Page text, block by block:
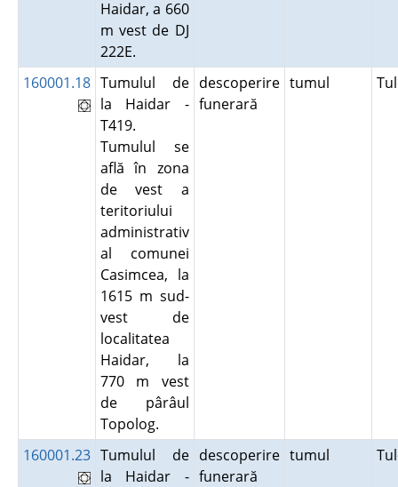
Haidar, a 660
m vest de DJ
222E.
160001.18 Tumulul de
la Haidar -
T419.
Tumulul se
află în zona
de vest a
teritoriului
administrativ
al comunei
Casimcea, la
1615 m sud-
vest de
localitatea
Haidar, la
770 m vest
de pârâul
Topolog.
descoperire
funerară
tumul
160001.23 Tumulul de
la Haidar -
descoperire
funerară
tumul